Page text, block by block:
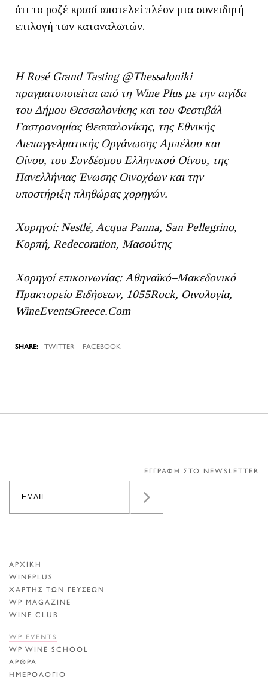
ότι το ροζέ κρασί αποτελεί πλέον μια συνειδητή
επιλογή των καταναλωτών.
Η Rosé Grand Tasting @Thessaloniki
πραγματοποιείται από τη Wine Plus με την αιγίδα
του Δήμου Θεσσαλονίκης και του Φεστιβάλ
Γαστρονομίας Θεσσαλονίκης, της Εθνικής
Διεπαγγελματικής Οργάνωσης Αμπέλου και
Οίνου, του Συνδέσμου Ελληνικού Οίνου, της
Πανελλήνιας Ένωσης Οινοχόων και την
υποστήριξη πληθώρας χορηγών.
Χορηγοί: Nestlé, Acqua Panna, San Pellegrino,
Κορπή, Redecoration, Μασούτης
Χορηγοί επικοινωνίας: Αθηναϊκό–Μακεδονικό
Πρακτορείο Ειδήσεων, 1055Rock, Οινολογία,
WineEventsGreece.Com
TWITTER FACEBOOK
ΕΓΓΡΑΦΗ ΣΤΟ NEWSLETTER
ΑΡΧΙΚΗ
WINEPLUS
ΧΑΡΤΗΣ ΤΩΝ ΓΕΥΣΕΩΝ
WP MAGAZINE
WINE CLUB
WP EVENTS
WP WINE SCHOOL
ΑΡΘΡΑ
ΗΜΕΡΟΛΟΓΙΟ